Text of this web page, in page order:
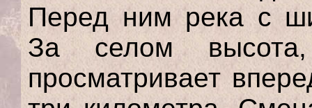
Перед ним река с
За селом
просматривает